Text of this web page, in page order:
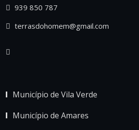
939 850 787
terrasdohomem@gmail.com
Município de Vila Verde
Município de Amares